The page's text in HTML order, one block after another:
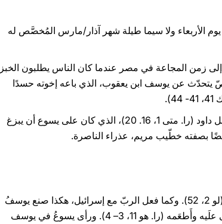
الأربعاء ولا سيما طيلة شهر آذار/مارس المُخصَّص له
زمن المجاعة في مصر عندما كان الناس يطلبون الخبز
إلى يوسف؛ فما يَقُلْه لَكُم فاَصنَعوه" (تك 41، 55). هذا النصّ يتحدّث عن يوسف ابن يعقوب، الذي باعه إخوته حسدًا
يشكّل القدّيس يوسف المفصلَ الذي يجمع بين العهد القديم والجديد، وذلك لأنه من نسل داود (را. متى 1، 16. 20)، الذي كان على يسوع أن يبزغ
رأى يوسفُ يسوعَ ينمو يومًا بعد يوم "في الحِكمَةِ والقامَةِ والحُظْوَةِ عِندَ اللهِ والنَّاس" (لو 2، 52). وكما فعل الربّ مع إسرائيل، هكذا صنع يوسفُ
مع يسوع: درّجه وحَمَله على ذِراعه [...] وكُان لَه كمَن يَرفَعُ الرَّضيعَ إِلى وَجنَتَيه وانحَنَى علَيه وأَطعَمه (را. هو 11، 3– 4). ورأى يسوعُ في يوسف